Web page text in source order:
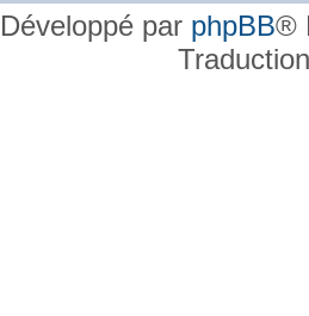
Développé par phpBB®